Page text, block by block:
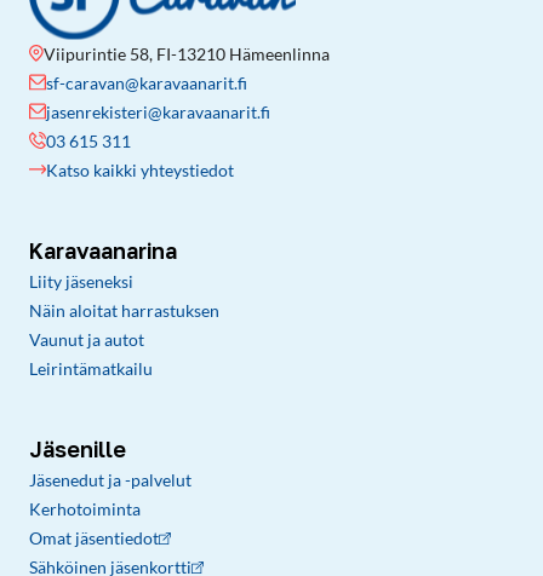
Viipurintie 58, FI-13210 Hämeenlinna
sf-caravan@karavaanarit.fi
jasenrekisteri@karavaanarit.fi
03 615 311
Katso kaikki yhteystiedot
Karavaanarina
Liity jäseneksi
Näin aloitat harrastuksen
Vaunut ja autot
Leirintämatkailu
Jäsenille
Jäsenedut ja -palvelut
Kerhotoiminta
Omat jäsentiedot
Sähköinen jäsenkortti